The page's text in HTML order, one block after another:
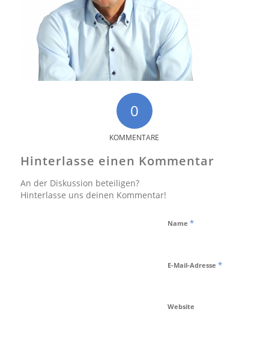
0
KOMMENTARE
Hinterlasse einen Kommentar
An der Diskussion beteiligen?
Hinterlasse uns deinen Kommentar!
Name *
E-Mail-Adresse *
Website